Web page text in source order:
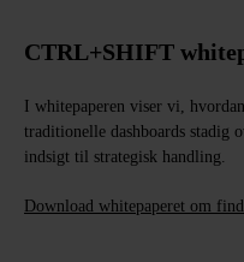
CTRL+SHIFT
I whitepaperen viser vi,
traditionelle dashboards stadig
indsigt til strategisk handling.
Download whitepaperet om